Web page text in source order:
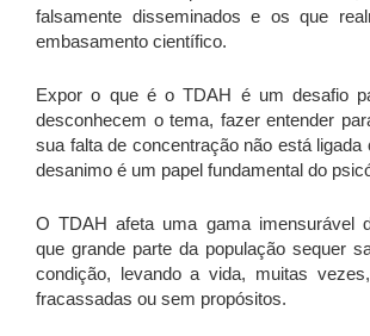
falsamente disseminados e os que
embasamento científico.
Expor o que é o TDAH é um desafio
desconhecem o tema, fazer entender
sua falta de concentração não está ligada
desanimo é um papel fundamental do
O TDAH afeta uma gama imensurável
que grande parte da população sequer
condição, levando a vida, muitas
fracassadas ou sem propósitos.